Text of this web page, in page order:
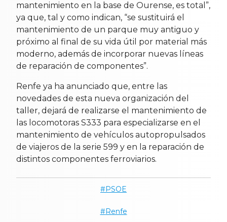
mantenimiento en la base de Ourense, es total”,
ya que, tal y como indican, “se sustituirá el
mantenimiento de un parque muy antiguo y
próximo al final de su vida útil por material más
moderno, además de incorporar nuevas líneas
de reparación de componentes”.
Renfe ya ha anunciado que, entre las
novedades de esta nueva organización del
taller, dejará de realizarse el mantenimiento de
las locomotoras S333 para especializarse en el
mantenimiento de vehículos autopropulsados
de viajeros de la serie 599 y en la reparación de
distintos componentes ferroviarios.
PSOE
Renfe